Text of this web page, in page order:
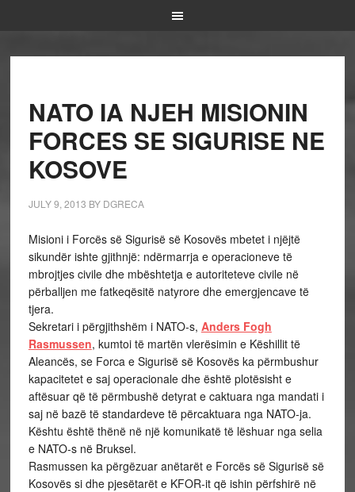
NATO IA NJEH MISIONIN
FORCES SE SIGURISE NE
KOSOVE
JULY 9, 2013 BY DGRECA
Misioni i Forcës së Sigurisë së Kosovës mbetet i njëjtë
sikundër ishte gjithnjë: ndërmarrja e operacioneve të
mbrojtjes civile dhe mbështetja e autoriteteve civile në
përballjen me fatkeqësitë natyrore dhe emergjencave të
tjera.
Sekretari i përgjithshëm i NATO-s, Anders Fogh
Rasmussen, kumtoi të martën vlerësimin e Këshillit të
Aleancës, se Forca e Sigurisë së Kosovës ka përmbushur
kapacitetet e saj operacionale dhe është plotësisht e
aftësuar që të përmbushë detyrat e caktuara nga mandati i
saj në bazë të standardeve të përcaktuara nga NATO-ja.
Kështu është thënë në një komunikatë të lëshuar nga selia
e NATO-s në Bruksel.
Rasmussen ka përgëzuar anëtarët e Forcës së Sigurisë së
Kosovës si dhe pjesëtarët e KFOR-it që ishin përfshirë në